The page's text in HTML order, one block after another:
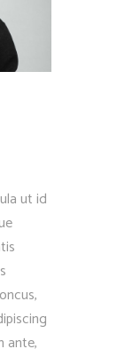
ut id
ante,